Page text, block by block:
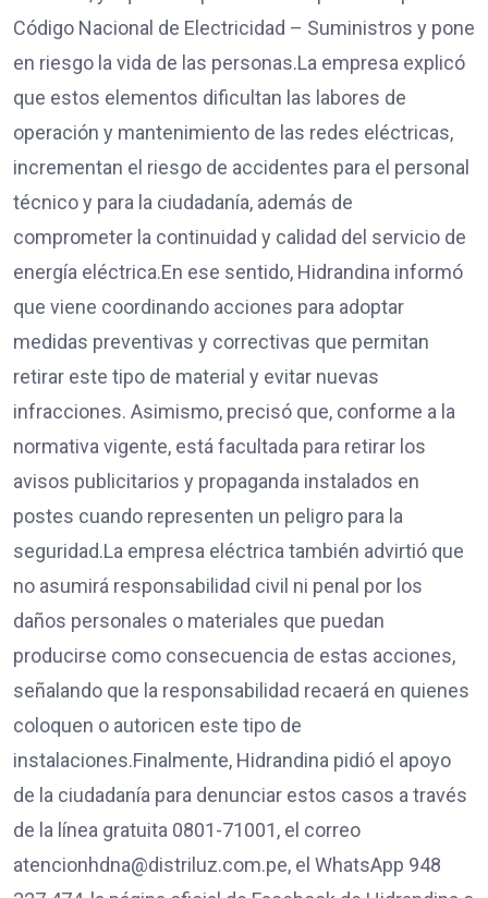
Código Nacional de Electricidad – Suministros y pone
en riesgo la vida de las personas.La empresa explicó
que estos elementos dificultan las labores de
operación y mantenimiento de las redes eléctricas,
incrementan el riesgo de accidentes para el personal
técnico y para la ciudadanía, además de
comprometer la continuidad y calidad del servicio de
energía eléctrica.En ese sentido, Hidrandina informó
que viene coordinando acciones para adoptar
medidas preventivas y correctivas que permitan
retirar este tipo de material y evitar nuevas
infracciones. Asimismo, precisó que, conforme a la
normativa vigente, está facultada para retirar los
avisos publicitarios y propaganda instalados en
postes cuando representen un peligro para la
seguridad.La empresa eléctrica también advirtió que
no asumirá responsabilidad civil ni penal por los
daños personales o materiales que puedan
producirse como consecuencia de estas acciones,
señalando que la responsabilidad recaerá en quienes
coloquen o autoricen este tipo de
instalaciones.Finalmente, Hidrandina pidió el apoyo
de la ciudadanía para denunciar estos casos a través
de la línea gratuita 0801-71001, el correo
atencionhdna@distriluz.com.pe, el WhatsApp 948